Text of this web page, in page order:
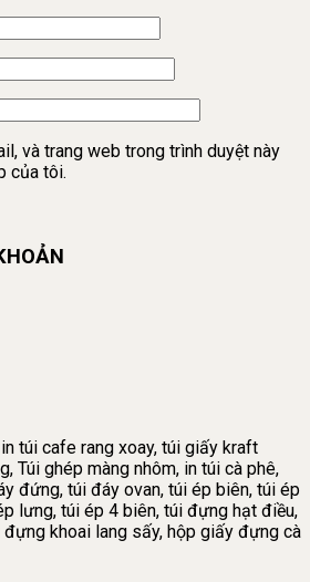
và trang web trong trình duyệt này
của tôi.
túi cafe rang xoay, túi giấy kraft
Túi ghép màng nhôm, in túi cà phê,
đứng, túi đáy ovan, túi ép biên, túi ép
lưng, túi ép 4 biên, túi đựng hạt điều,
khoai lang sấy, hộp giấy đựng cà